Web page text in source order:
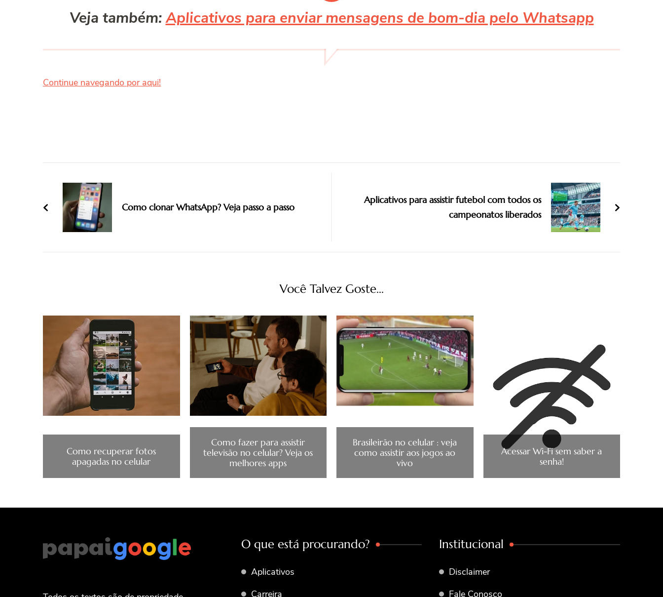
Veja também:Aplicativos para enviar mensagens de bom-dia pelo Whatsapp
Continue navegando por aqui!
Navigation
Como clonar WhatsApp? Veja passo a passo
Aplicativos para assistir futebol com todos os
campeonatos liberados
Você Talvez Goste...
Como recuperar fotos
apagadas no celular
Como fazer para assistir
televisão no celular? Veja os
melhores apps
Brasileirão no celular : veja
como assistir aos jogos ao
vivo
Acessar Wi-Fi sem saber a
senha!
O que está procurando?
Aplicativos
Carreira
Institucional
Disclaimer
Fale Conosco